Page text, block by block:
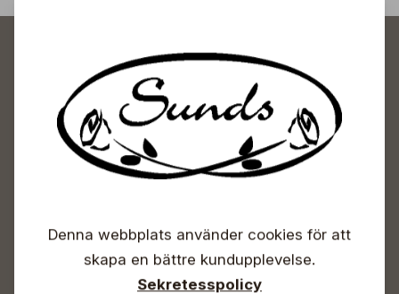
Sunds Trädgårdscenter
Lördagar 09-16
Söndagar Självbetjäning
Denna webbplats använder cookies för att
skapa en bättre kundupplevelse.
Sekretesspolicy